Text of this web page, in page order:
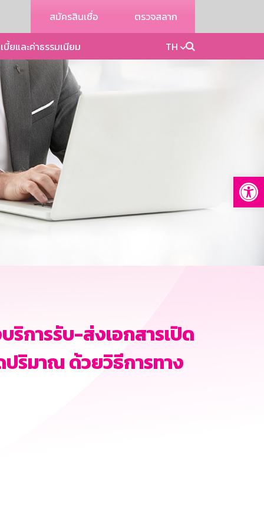
สมัครสินเชื่อ ตรวจสลาก
บี้ยและค่าธรรมเนียม TH
ริการรับ-ส่งเอกสารเปิด
ริมาณ ด้วยวิธีการทาง